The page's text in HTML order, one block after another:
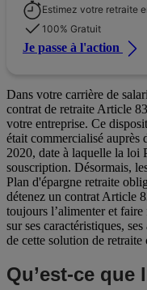
Estimez votre retraite
100% Gratuit
Je passe à l'action
Dans votre carrière de
contrat de retraite Article
votre entreprise. Ce
était commercialisé auprès
2020, date à laquelle la loi
souscription. Désormais,
Plan d'épargne retraite
détenez un contrat Article
toujours l’alimenter et
sur ses caractéristiques,
de cette solution de retraite
Qu’est-ce que